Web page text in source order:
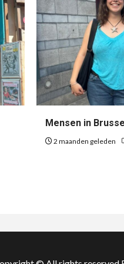
Mensen in
2 maanden geleden